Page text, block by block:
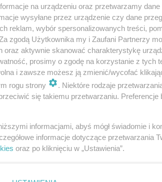
na urządzeniu oraz przetwarzamy
wysyłane przez urządzenie czy dane
reklam, wybór spersonalizowanych treści,
zgodą Użytkownika my i Zaufani Partnerzy
oraz aktywnie skanować charakterystykę
prosimy o zgodę na korzystanie z tych
i zawsze możesz ją zmienić/wycofać
rogu strony
. Niektóre rodzaje
się takiemu przetwarzaniu. Preferencje
informacjami, abyś mógł świadomie i
informacje dotyczące przetwarzania
oraz po kliknięciu w „Ustawienia”.